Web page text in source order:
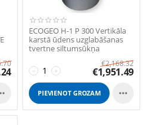
ECOGEO H-1 P 300 Vertikāla
karstā ūdens uzglabāšanas
tvertne siltumsūkņa
+
−
€2,168.32
€1,951.49
PIEVIENOT GROZAM 